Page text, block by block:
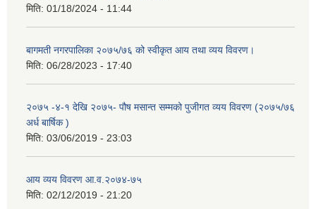
मिति: 01/18/2024 - 11:44
बागमती नगरपालिका २०७५/७६ को स्वीकृत आय तथा व्यय विवरण।
मिति: 06/28/2023 - 17:40
२०७५ -४-१ देखि २०७५- पौष मसान्त सम्मको पुजीगत व्यय विवरण (२०७५/७६
अर्ध बार्षिक )
मिति: 03/06/2019 - 23:03
आय व्यय विवरण आ.व.२०७४-७५
मिति: 02/12/2019 - 21:20